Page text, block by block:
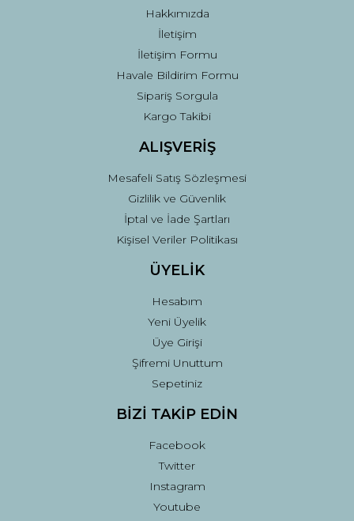
Gönder
Hakkımızda
İletişim
İletişim Formu
Havale Bildirim Formu
Sipariş Sorgula
Kargo Takibi
ALIŞVERİŞ
Mesafeli Satış Sözleşmesi
Gizlilik ve Güvenlik
İptal ve İade Şartları
Kişisel Veriler Politikası
ÜYELİK
Hesabım
Yeni Üyelik
Üye Girişi
Şifremi Unuttum
Sepetiniz
BİZİ TAKİP EDİN
Facebook
Twitter
Instagram
Youtube